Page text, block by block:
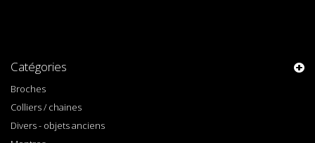
Catégories
Broches
Colliers / chaines
Divers - objets anciens